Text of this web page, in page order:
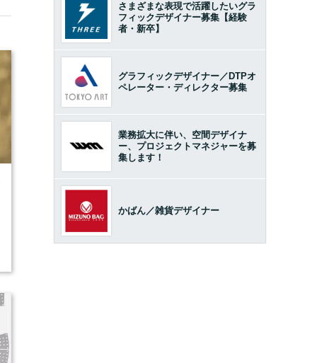
さまざまな表現で活躍したいグラ
フィックデザイナー募集【経験
者・新卒】
グラフィックデザイナー／DTPオ
ペレーター・ディレクター募集
業務拡大に伴い、空間デザイナ
ー、プロジェクトマネジャーを募
集します！
かばん／雑貨デザイナー